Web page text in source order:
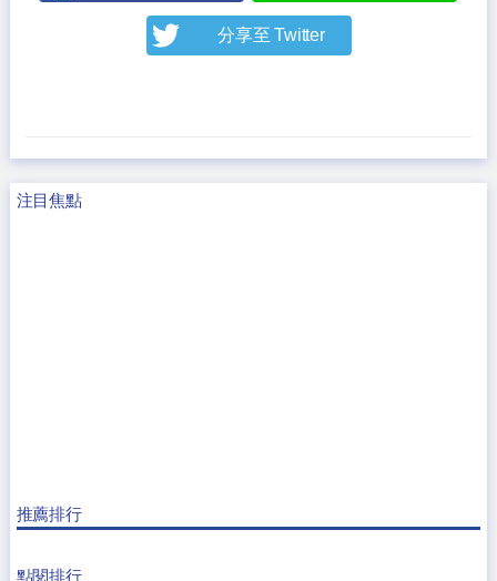
分享至 Twitter
注目焦點
推薦排行
點閱排行